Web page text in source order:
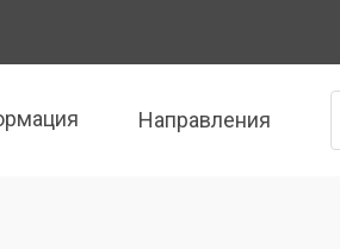
Направления